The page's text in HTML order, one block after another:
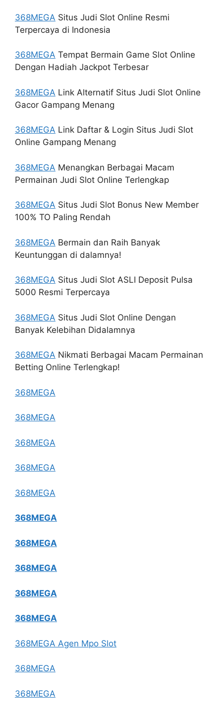
368MEGA Situs Judi Slot Online Resmi
Terpercaya di Indonesia
368MEGA Tempat Bermain Game Slot Online
Dengan Hadiah Jackpot Terbesar
368MEGA Link Alternatif Situs Judi Slot Online
Gacor Gampang Menang
368MEGA Link Daftar & Login Situs Judi Slot
Online Gampang Menang
368MEGA Menangkan Berbagai Macam
Permainan Judi Slot Online Terlengkap
368MEGA Situs Judi Slot Bonus New Member
100% TO Paling Rendah
368MEGA Bermain dan Raih Banyak
Keuntunggan di dalamnya!
368MEGA Situs Judi Slot ASLI Deposit Pulsa
5000 Resmi Terpercaya
368MEGA Situs Judi Slot Online Dengan
Banyak Kelebihan Didalamnya
368MEGA Nikmati Berbagai Macam Permainan
Betting Online Terlengkap!
368MEGA
368MEGA
368MEGA
368MEGA
368MEGA
368MEGA
368MEGA
368MEGA
368MEGA
368MEGA
368MEGA Agen Mpo Slot
368MEGA
368MEGA